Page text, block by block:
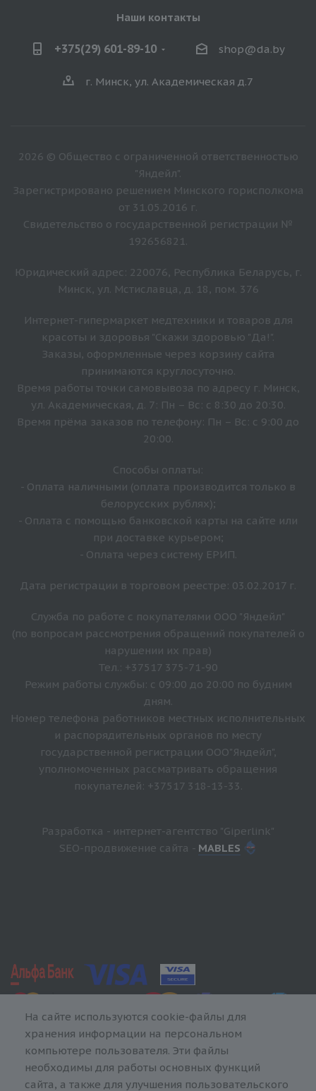
Наши контакты
+375(29) 601-89-10 shop@da.by
г. Минск, ул. Академическая д.7
2026 © Общество с ограниченной ответственностью
"Яндейл".
Зарегистрировано решением Минского горисполкома
от 31.05.2016 г.
Свидетельство о государственной регистрации №
192656821.
Юридический адрес: 220076, Республика Беларусь, г.
Минск, ул. Мстиславца, д. 18, пом. 376
Интернет-гипермаркет медтехники и товаров для
красоты и здоровья "Скажи здоровью "Да!".
Заказы, оформленные через корзину сайта
принимаются круглосуточно.
Время работы точки самовывоза по адресу г. Минск,
ул. Академическая, д. 7: Пн – Вс: с 8:30 до 20:30.
Время прёма заказов по телефону: Пн – Вс: с 9:00 до
20:00.
Способы оплаты:
- Оплата наличными (оплата производится только в
белорусских рублях);
- Оплата с помощью банковской карты на сайте или
при доставке курьером;
- Оплата через систему ЕРИП.
Дата регистрации в торговом реестре: 03.02.2017 г.
Служба по работе с покупателями ООО "Яндейл"
(по вопросам рассмотрения обращений покупателей о
нарушении их прав)
Тел.: +37517 375-71-90
Режим работы службы: с 09:00 до 20:00 по будним
дням.
Номер телефона работников местных исполнительных
и распорядительных органов по месту
государственной регистрации ООО"Яндейл",
уполномоченных рассматривать обращения
покупателей: +37517 318-13-33.
Разработка - интернет-агентство "Giperlink"
SEO-продвижение сайта - MABLES
На сайте используются cookie-файлы для
хранения информации на персональном
компьютере пользователя. Эти файлы
необходимы для работы основных функций
сайта, а также для улучшения пользовательского